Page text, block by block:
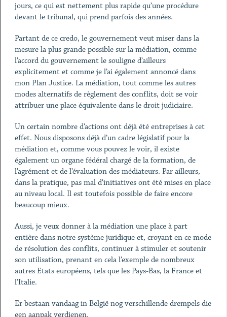
jours, ce qui est nettement plus rapide qu’une procédure
devant le tribunal, qui prend parfois des années.
Partant de ce credo, le gouvernement veut miser dans la
mesure la plus grande possible sur la médiation, comme
l’accord du gouvernement le souligne d’ailleurs
explicitement et comme je l’ai également annoncé dans
mon Plan Justice. La médiation, tout comme les autres
modes alternatifs de règlement des conflits, doit se voir
attribuer une place équivalente dans le droit judiciaire.
Un certain nombre d’actions ont déjà été entreprises à cet
effet. Nous disposons déjà d’un cadre législatif pour la
médiation et, comme vous pouvez le voir, il existe
également un organe fédéral chargé de la formation, de
l’agrément et de l’évaluation des médiateurs. Par ailleurs,
dans la pratique, pas mal d’initiatives ont été mises en place
au niveau local. Il est toutefois possible de faire encore
beaucoup mieux.
Aussi, je veux donner à la médiation une place à part
entière dans notre système juridique et, croyant en ce mode
de résolution des conflits, continuer à stimuler et soutenir
son utilisation, prenant en cela l’exemple de nombreux
autres Etats européens, tels que les Pays-Bas, la France et
l’Italie.
Er bestaan vandaag in België nog verschillende drempels die
een aanpak verdienen.